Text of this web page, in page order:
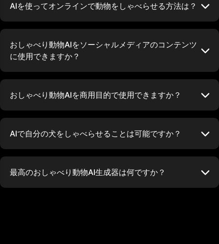
AIを使ってオンラインで動物をしゃべらせる方法は？
おしゃべり動物AIをソーシャルメディアのコンテンツ
に使用できますか？
おしゃべり動物AIを商用目的で使用できますか？
AIで自分の犬をしゃべらせることは可能ですか？
最高のおしゃべり動物AI生成器は何ですか？